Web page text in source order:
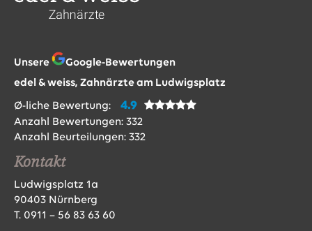
Unsere
Google-Bewertungen
edel & weiss, Zahnärzte am Ludwigsplatz
Ø-liche Bewertung: 4.9
Anzahl Bewertungen: 332
Anzahl Beurteilungen: 332
Kontakt
Ludwigsplatz 1a
90403 Nürnberg
T. 0911 – 56 83 63 60